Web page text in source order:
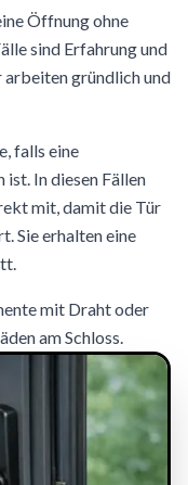
Öffnung ohne
sind Erfahrung und
gründlich und
falls eine
In diesen Fällen
mit, damit die Tür
Sie erhalten eine
mit Draht oder
am Schloss.